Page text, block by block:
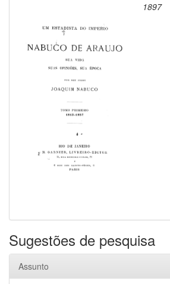
1897
Sugestões de pesquisa
Assunto